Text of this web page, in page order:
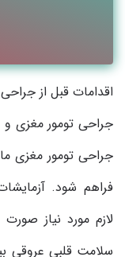
اقدامات قبل از
جراحی تومور مغزی و
جراحی تومور مغزی
فراهم شود.
لازم مورد نیاز
سلامت قلبی عروقی